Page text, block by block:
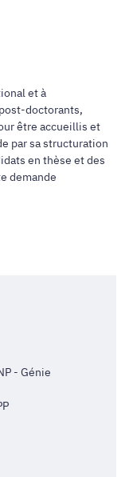
et à
doctorants,
être accueillis et
par sa structuration
en thèse et des
demande
- Génie